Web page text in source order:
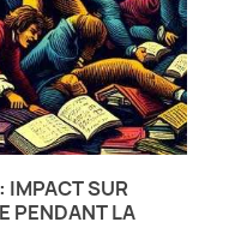
IMPACT SUR
PENDANT LA